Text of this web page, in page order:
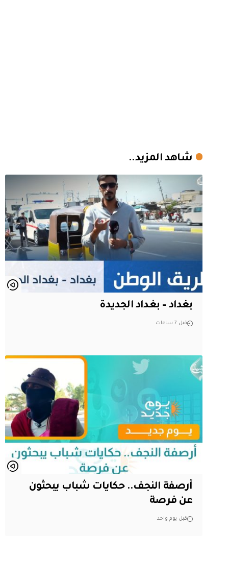
شاهد المزيد..
بغداد – بغداد الجديدة
قبل 7 ساعات
أرصفة النجف.. حكايات شباب يبحثون
عن فرصة
قبل يوم واحد